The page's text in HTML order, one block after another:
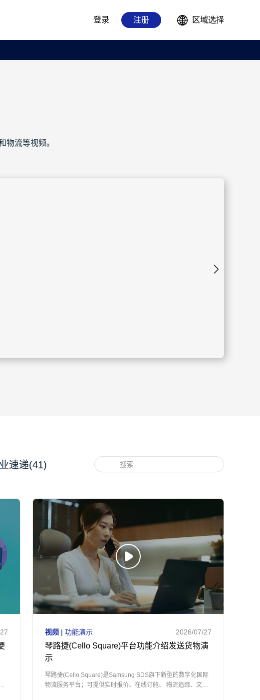
登录 注册 区域选择
物流等视频。
速递(41)
视频 | 功能演示 2026/07/27
琴路捷(Cello Square)平台功能介绍发送货物演
示
琴路捷(Cello Square)是Samsung SDS旗下新型的数字化国际
物流服务平台；可提供实时报价、在线订舱、 物流追踪、文件